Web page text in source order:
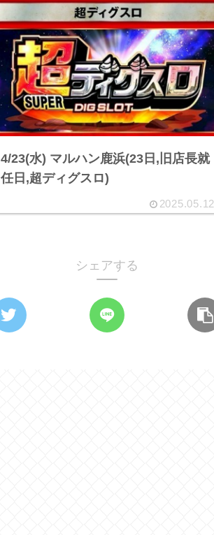
4/23(水) マルハン鹿浜(23日,旧店長就
任日,超ディグスロ)
2025.05.12
シェアする